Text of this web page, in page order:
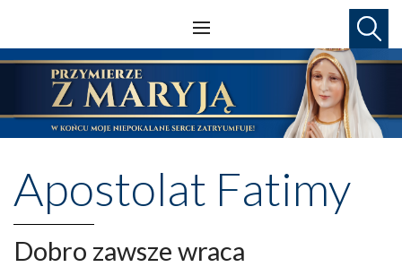
Apostolat Fatimy
Dobro zawsze wraca